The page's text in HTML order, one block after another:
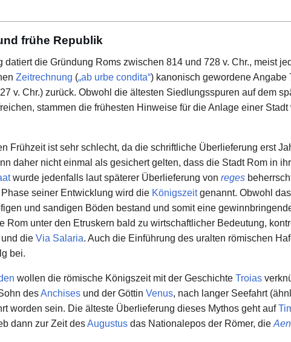
frühe Republik
die Gründung Roms zwischen 814 und 728 v. Chr., meist
Zeitrechnung („ab urbe condita“) kanonisch gewordene Angabe
v. Chr.) zurück. Obwohl die ältesten Siedlungsspuren auf dem
stammen die frühesten Hinweise für die Anlage einer
Frühzeit ist sehr schlecht, da die schriftliche Überlieferung erst
daher nicht einmal als gesichert gelten, dass die Stadt Rom in
wurde jedenfalls laut späterer Überlieferung von reges
seiner Entwicklung wird die Königszeitgenannt. Obwohl
und sandigen Böden bestand und somit eine
Rom unter den Etruskern bald zu wirtschaftlicher Bedeutung,
und die Via Salaria. Auch die Einführung des uralten römischen
bei.
wollen die römische Königszeit mit der Geschichte Troias
desAnchises und der Göttin Venus, nach langer Seefahrt
worden sein. Die älteste Überlieferung dieses Mythos geht auf
dann zur Zeit desAugustus das Nationalepos der Römer, die